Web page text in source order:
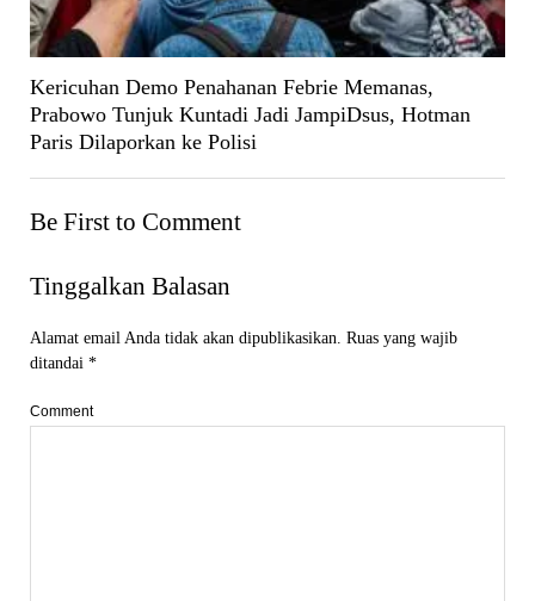
Kericuhan Demo Penahanan Febrie Memanas,
Prabowo Tunjuk Kuntadi Jadi JampiDsus, Hotman
Paris Dilaporkan ke Polisi
Be First to Comment
Tinggalkan Balasan
Alamat email Anda tidak akan dipublikasikan. Ruas yang wajib
ditandai *
Comment